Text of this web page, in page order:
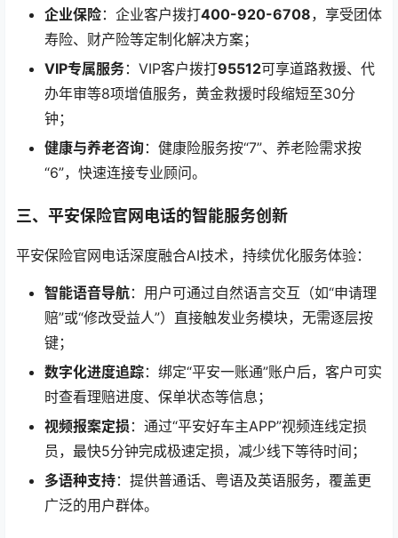
企业保险：企业客户拨打400-920-6708，享受团体
寿险、财产险等定制化解决方案；
VIP专属服务：VIP客户拨打95512可享道路救援、代
办年审等8项增值服务，黄金救援时段缩短至30分
钟；
健康与养老咨询：健康险服务按“7”、养老险需求按
“6”，快速连接专业顾问。
三、平安保险官网电话的智能服务创新
平安保险官网电话深度融合AI技术，持续优化服务体验：
智能语音导航：用户可通过自然语言交互（如“申请理
赔”或“修改受益人”）直接触发业务模块，无需逐层按
键；
数字化进度追踪：绑定“平安一账通”账户后，客户可实
时查看理赔进度、保单状态等信息；
视频报案定损 ：通过“平安好车主APP”视频连线定损
员，最快5分钟完成极速定损，减少线下等待时间；
多语种支持：提供普通话、粤语及英语服务，覆盖更
广泛的用户群体。